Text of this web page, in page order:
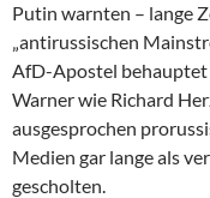
Putin warnten – lange
„antirussischen
AfD-Apostel behauptet
Warner wie Richard
ausgesprochen
Medien gar lange als
gescholten.